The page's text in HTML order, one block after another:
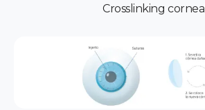
Crosslinking corneal